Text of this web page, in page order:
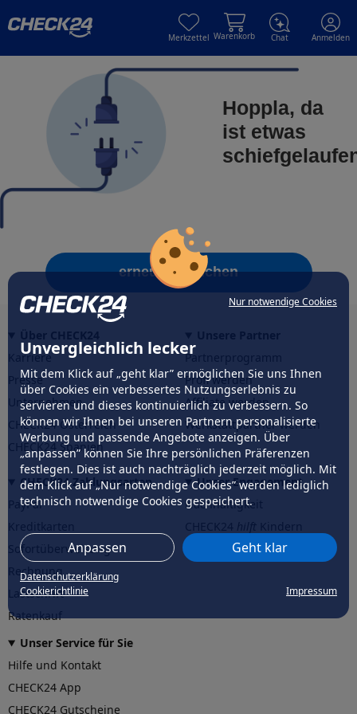
Nur notwendige Cookies
Unvergleichlich lecker
Mit dem Klick auf „geht klar” ermöglichen Sie uns Ihnen
über Cookies ein verbessertes Nutzungserlebnis zu
servieren und dieses kontinuierlich zu verbessern. So
können wir Ihnen bei unseren Partnern personalisierte
Werbung und passende Angebote anzeigen. Über
„anpassen” können Sie Ihre persönlichen Präferenzen
festlegen. Dies ist auch nachträglich jederzeit möglich. Mit
dem Klick auf „Nur notwendige Cookies” werden lediglich
technisch notwendige Cookies gespeichert.
Anpassen Geht klar
Datenschutzerklärung
Cookierichtlinie
Impressum
Merkzettel Warenkorb Chat Anmelden
Hoppla, da
ist etwas
erneut versuchen
Karriere
Presse
Unternehmen
CHECK24 Österreich
CHECK24 Spanien
Partnerprogramm
Profi werden
Affiliate werden
Werkstattpartner werden
CHECK24 Zahlungsarten
PayPal
Sofortüberweisung
Rechnung
Lastschrift
Ratenkauf
Unser Engagement
Nachhaltigkeit
CHECK24hilftder Natur
Unser Service für Sie
Hilfe und Kontakt
CHECK24 App
CHECK24 Gutscheine